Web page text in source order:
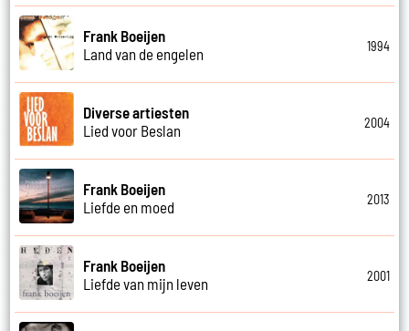
Frank Boeijen
Land van de engelen
1994
Diverse artiesten
Lied voor Beslan
2004
Frank Boeijen
Liefde en moed
2013
Frank Boeijen
Liefde van mijn leven
2001